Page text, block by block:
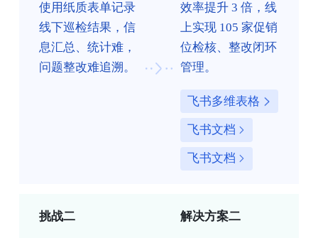
使用纸质表单记录
线下巡检结果，信
息汇总、统计难，
问题整改难追溯。
效率提升 3 倍，线
上实现 105 家促销
位检核、整改闭环
管理。
飞书多维表格
飞书文档
飞书文档
挑战二 解决方案二